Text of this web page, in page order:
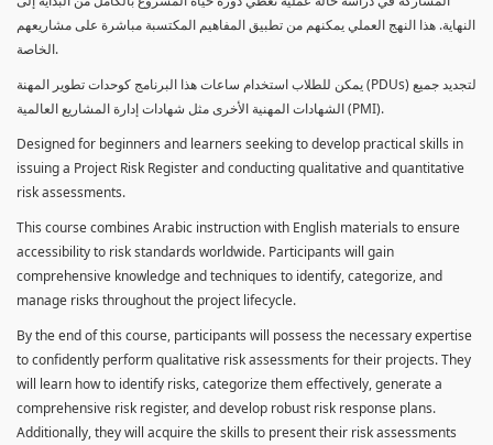
النهاية. هذا النهج العملي يمكنهم من تطبيق المفاهيم المكتسبة مباشرة على مشاريعهم
الخاصة.
يمكن للطلاب استخدام ساعات هذا البرنامج كوحدات تطوير المهنة (PDUs) لتجديد جميع
الشهادات المهنية الأخرى مثل شهادات إدارة المشاريع العالمية (PMI).
Designed for beginners and learners seeking to develop practical skills in
issuing a Project Risk Register and conducting qualitative and quantitative
risk assessments.
This course combines Arabic instruction with English materials to ensure
accessibility to risk standards worldwide. Participants will gain
comprehensive knowledge and techniques to identify, categorize, and
manage risks throughout the project lifecycle.
By the end of this course, participants will possess the necessary expertise
to confidently perform qualitative risk assessments for their projects. They
will learn how to identify risks, categorize them effectively, generate a
comprehensive risk register, and develop robust risk response plans.
Additionally, they will acquire the skills to present their risk assessments